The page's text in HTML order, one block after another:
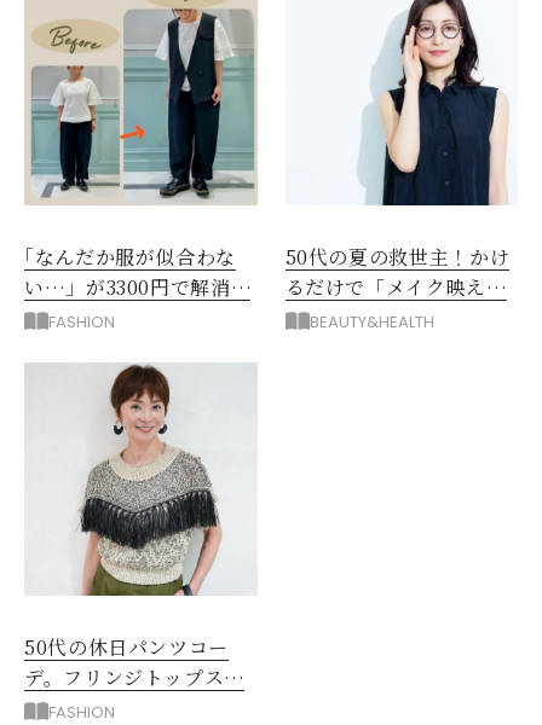
｢なんだか服が似合わな
い…」が3300円で解消！
阪神梅田のサービスが神
FASHION
50代の夏の救世主！かけ
るだけで「メイク映え」
する眼鏡
BEAUTY&HEALTH
50代の休日パンツコー
デ。フリンジトップスを
主役に洗練アースカラー
FASHION